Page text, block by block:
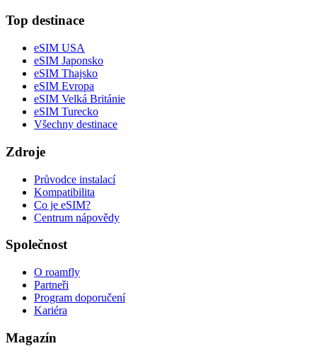
Top destinace
eSIM USA
eSIM Japonsko
eSIM Thajsko
eSIM Evropa
eSIM Velká Británie
eSIM Turecko
Všechny destinace
Zdroje
Průvodce instalací
Kompatibilita
Co je eSIM?
Centrum nápovědy
Společnost
O roamfly
Partneři
Program doporučení
Kariéra
Magazín